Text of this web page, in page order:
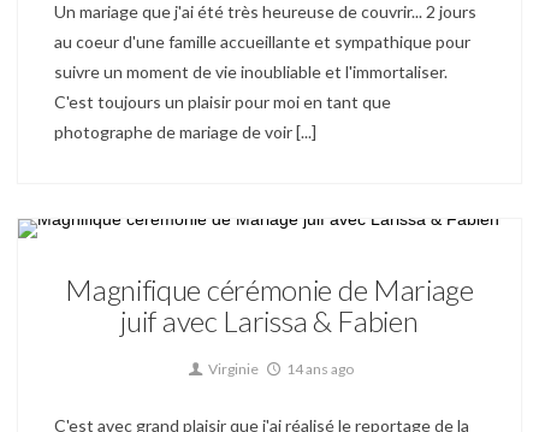
Un mariage que j'ai été très heureuse de couvrir... 2 jours
au coeur d'une famille accueillante et sympathique pour
suivre un moment de vie inoubliable et l'immortaliser.
C'est toujours un plaisir pour moi en tant que
photographe de mariage de voir [...]
Magnifique cérémonie de Mariage
juif avec Larissa & Fabien
Virginie 14 ans ago
C'est avec grand plaisir que j'ai réalisé le reportage de la